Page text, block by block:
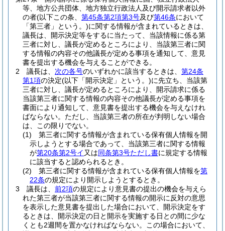
等、地方公共団体、地方独立行政法人及び開示請求者以外
の者(以下この条、 第45条第2項第3号及び第46条において
「第三者」という。)に関する情報が含まれているときは、
議長は、開示決定等をするに当たって、当該情報に係る第
三者に対し、議長が定めるところにより、当該第三者に関
する情報の内容その他議長が定める事項を通知して、意見
書を提出する機会を与えることができる。
2
議長は、 次の各号のいずれかに該当するときは、 第24条
第1項の決定(以下「開示決定」という。)に先立ち、当該第
三者に対し、議長が定めるところにより、開示請求に係る
当該第三者に関する情報の内容その他議長が定める事項を
書面により通知して、意見書を提出する機会を与えなけれ
ばならない。 ただし、当該第三者の所在が判明しない場合
は、この限りでない。
(1)
第三者に関する情報が含まれている保有個人情報を開
示しようとする場合であって、当該第三者に関する情報
が第20条第2号イ 又は同条第3号ただし書に規定する情報
に該当すると認められるとき。
(2)
第三者に関する情報が含まれている保有個人情報を第
22条の規定により開示しようとするとき。
3
議長は、 前2項の規定により意見書の提出の機会を与えら
れた第三者が当該第三者に関する情報の開示に反対の意思
を表示した意見書を提出した場合において、開示決定をす
るときは、開示決定の日と開示を実施する日との間に少な
くとも2週間を置かなければならない。
この場合において、